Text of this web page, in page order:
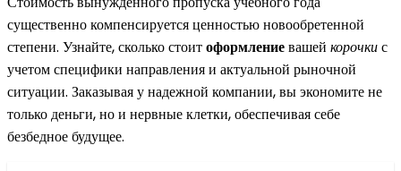
существенно компенсируется ценностью новообретенной
степени. Узнайте, сколько стоитоформлениевашей корочкис
учетом специфики направления и актуальной рыночной
ситуации. Заказывая у надежной компании, вы экономите не
только деньги, но и нервные клетки, обеспечивая себе
безбедное будущее.